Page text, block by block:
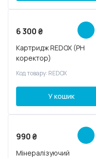
6 300₴
Картридж REDOX (PH
коректор)
Код товару: REDOX
У кошик
990₴
Мінералізуючий